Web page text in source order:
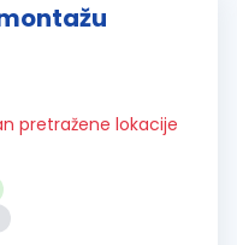
pretražene lokacije